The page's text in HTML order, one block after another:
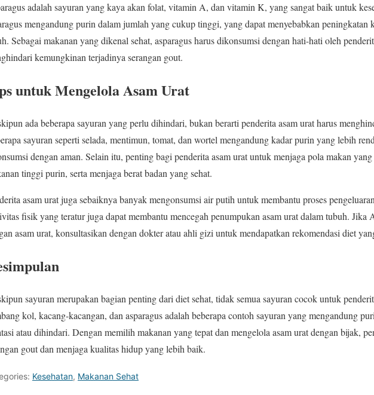
adalah sayuran yang kaya akan folat, vitamin A, dan vitamin K, yang sangat baik untuk
mengandung purin dalam jumlah yang cukup tinggi, yang dapat menyebabkan peningkatan
Sebagai makanan yang dikenal sehat, asparagus harus dikonsumsi dengan hati-hati oleh
kemungkinan terjadinya serangan gout.
untuk Mengelola Asam Urat
ada beberapa sayuran yang perlu dihindari, bukan berarti penderita asam urat harus
sayuran seperti selada, mentimun, tomat, dan wortel mengandung kadar purin yang lebih
dengan aman. Selain itu, penting bagi penderita asam urat untuk menjaga pola makan
tinggi purin, serta menjaga berat badan yang sehat.
asam urat juga sebaiknya banyak mengonsumsi air putih untuk membantu proses
fisik yang teratur juga dapat membantu mencegah penumpukan asam urat dalam tubuh. Jika
asam urat, konsultasikan dengan dokter atau ahli gizi untuk mendapatkan rekomendasi diet
sayuran merupakan bagian penting dari diet sehat, tidak semua sayuran cocok untuk
kol, kacang-kacangan, dan asparagus adalah beberapa contoh sayuran yang mengandung
atau dihindari. Dengan memilih makanan yang tepat dan mengelola asam urat dengan bijak,
gout dan menjaga kualitas hidup yang lebih baik.
Kesehatan, Makanan Sehat